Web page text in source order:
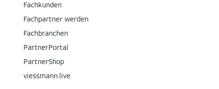
Fachkunden
Fachpartner werden
Fachbranchen
PartnerPortal
PartnerShop
viessmann.live